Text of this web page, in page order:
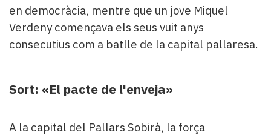
en democràcia, mentre que un jove Miquel
Verdeny començava els seus vuit anys
consecutius com a batlle de la capital pallaresa.
Sort: «El pacte de l'enveja»
A la capital del Pallars Sobirà, la força